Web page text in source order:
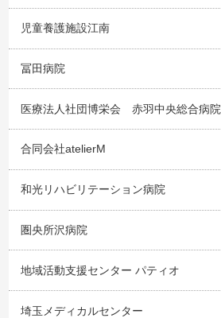
児童養護施設江南
冨田病院
医療法人社団博栄会 赤羽中央総合病院
合同会社atelierM
和光リハビリテーション病院
圏央所沢病院
地域活動支援センター パティオ
埼玉メディカルセンター